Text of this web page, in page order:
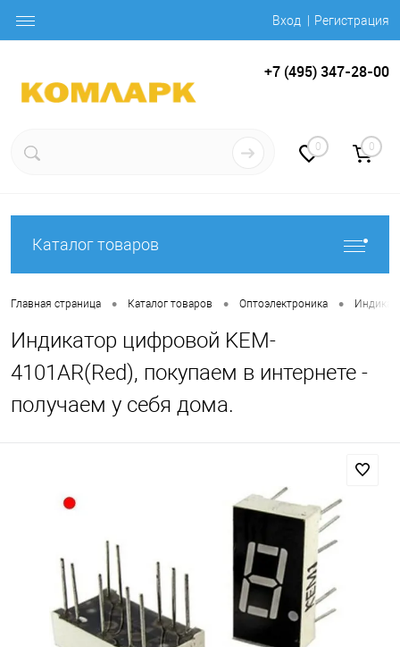
Вход Регистрация
+7 (495) 347-28-00
0 0
Каталог товаров
Главная страница • Каталог товаров • Оптоэлектроника •
Индикатор цифровой KEM-
4101AR(Red), покупаем в интернете -
получаем у себя дома.